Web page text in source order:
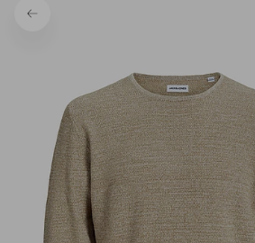
förstasidan
Tillbaka